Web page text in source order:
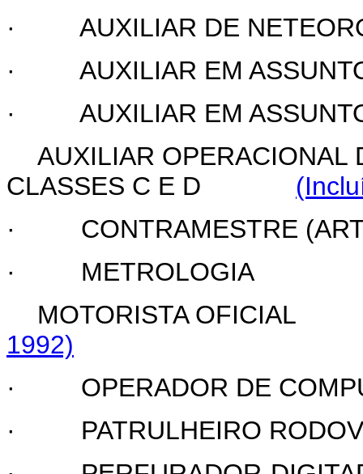
·
AUXILIAR DE
·
AUXILIAR EM
·
AUXILIAR EM
AUXILIAR
CLASSES C E D
·
CONTRAMESTRE
·
METROLOGIA
MOTORISTA OFICIAL
1992)
·
OPERADOR DE
·
PATRULHEIRO